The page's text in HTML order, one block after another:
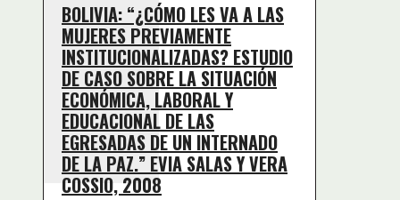
BOLIVIA: “¿CÓMO LES VA A LAS
MUJERES PREVIAMENTE
INSTITUCIONALIZADAS? ESTUDIO
DE CASO SOBRE LA SITUACIÓN
ECONÓMICA, LABORAL Y
EDUCACIONAL DE LAS
EGRESADAS DE UN INTERNADO
DE LA PAZ.” EVIA SALAS Y VERA
COSSIO, 2008